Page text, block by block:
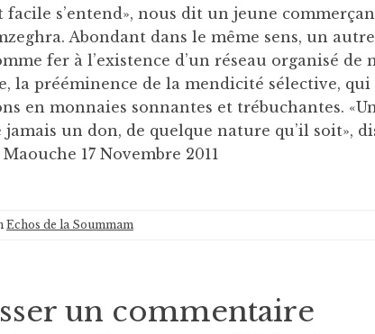
facile s’entend», nous dit un jeune
Abondant dans le même sens, un
fer à l’existence d’un réseau organisé
la prééminence de la mendicité sélective, qui
en monnaies sonnantes et trébuchantes.
jamais un don, de quelque nature qu’il soit»,
17 Novembre 2011
Echos de la Soummam
un commentaire